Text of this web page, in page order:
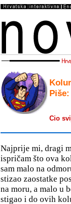
Cio
Najprije mi, dragi
ispričam što ova
sam malo na
stizao zaostatke
na moru, a malo u
stigao i do ovih